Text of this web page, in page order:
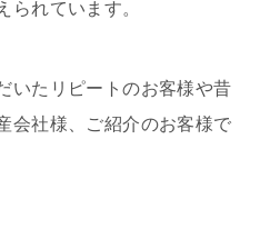
られています。
いたリピートのお客様や昔
会社様、ご紹介のお客様で